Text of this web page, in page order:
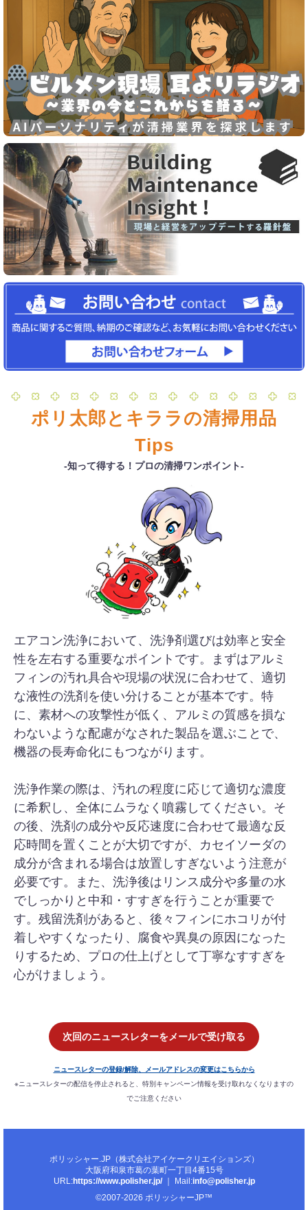
ポリ太郎とキララの清掃用品
Tips
-知って得する！プロの清掃ワンポイント-
エアコン洗浄において、洗浄剤選びは効率と安全
性を左右する重要なポイントです。まずはアルミ
フィンの汚れ具合や現場の状況に合わせて、適切
な液性の洗剤を使い分けることが基本です。特
に、素材への攻撃性が低く、アルミの質感を損な
わないような配慮がなされた製品を選ぶことで、
機器の長寿命化にもつながります。
洗浄作業の際は、汚れの程度に応じて適切な濃度
に希釈し、全体にムラなく噴霧してください。そ
の後、洗剤の成分や反応速度に合わせて最適な反
応時間を置くことが大切ですが、カセイソーダの
成分が含まれる場合は放置しすぎないよう注意が
必要です。また、洗浄後はリンス成分や多量の水
でしっかりと中和・すすぎを行うことが重要で
す。残留洗剤があると、後々フィンにホコリが付
着しやすくなったり、腐食や異臭の原因になった
りするため、プロの仕上げとして丁寧なすすぎを
心がけましょう。
次回のニュースレターをメールで受け取る
ニュースレターの登録/解除、メールアドレスの変更はこちらから
※ニュースレターの配信を停止されると、特別キャンペーン情報を受け取れなくなりますの
でご注意ください
ポリッシャー.JP（株式会社アイケークリエイションズ）
大阪府和泉市葛の葉町一丁目4番15号
URL:https://www.polisher.jp/｜ Mail:info@polisher.jp
©2007-2026 ポリッシャーJP™